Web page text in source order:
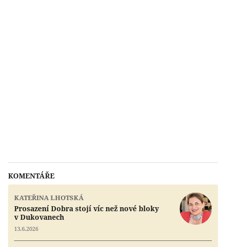
KOMENTÁŘE
KATEŘINA LHOTSKÁ
Prosazení Dobra stojí víc než nové bloky
v Dukovanech
13.6.2026